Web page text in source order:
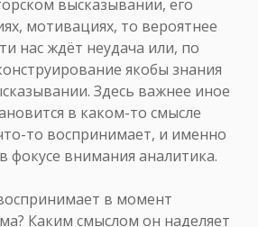
высказывании, его
мотивациях, то вероятнее
нас ждёт неудача или, по
якобы знания
Здесь важнее иное
в каком-то смысле
то воспринимает, и именно
фокусе внимания аналитика.
в момент
Каким смыслом он наделяет